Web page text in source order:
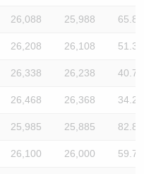
26,088 25,988 65.8
26,208 26,108 51.3
26,338 26,238 40.7
26,468 26,368 34.2
25,985 25,885 82.8
26,100 26,000 59.7